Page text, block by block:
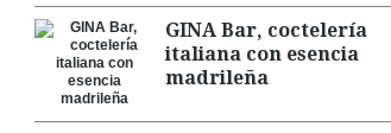
GINA Bar, coctelería
italiana con esencia
madrileña